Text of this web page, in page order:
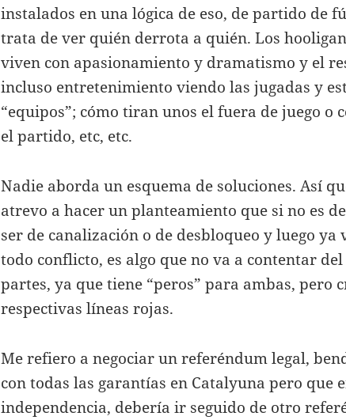
instalados en una lógica de eso, de partido de
trata de ver quién derrota a quién. Los
viven con apasionamiento y dramatismo y el
incluso entretenimiento viendo las jugadas y
“equipos”; cómo tiran unos el fuera de juego o
el partido, etc, etc.
Nadie aborda un esquema de soluciones. Así
atrevo a hacer un planteamiento que si no es
ser de canalización o de desbloqueo y luego ya
todo conflicto, es algo que no va a contentar
partes, ya que tiene “peros” para ambas, pero
respectivas líneas rojas.
Me refiero a negociar un referéndum legal,
con todas las garantías en Catalyuna pero que
independencia, debería ir seguido de otro